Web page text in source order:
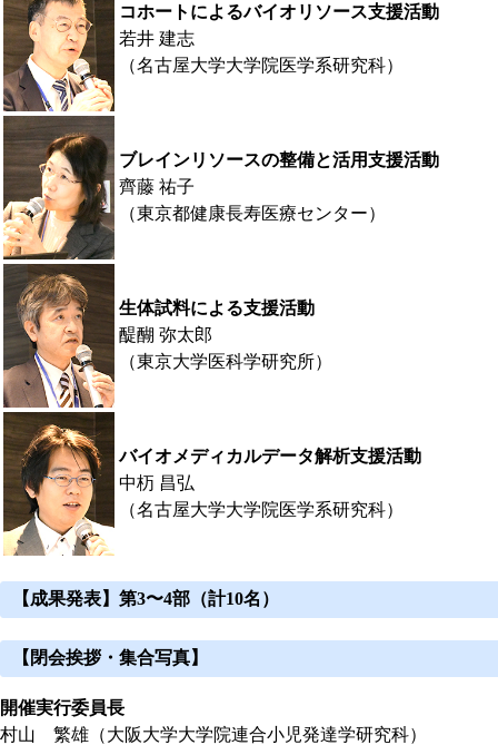
コホートによるバイオリソース支援活動
若井 建志
（名古屋大学大学院医学系研究科）
ブレインリソースの整備と活用支援活動
齊藤 祐子
（東京都健康長寿医療センター）
生体試料による支援活動
醍醐 弥太郎
（東京大学医科学研究所）
バイオメディカルデータ解析支援活動
中杤 昌弘
（名古屋大学大学院医学系研究科）
【成果発表】第3〜4部（計10名）
【閉会挨拶・集合写真】
開催実行委員長
村山 繁雄（大阪大学大学院連合小児発達学研究科）